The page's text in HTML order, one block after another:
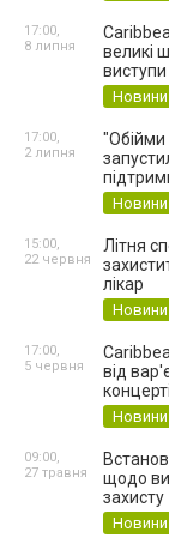
великі
виступи
Новини
17:00,
8 липня
"Обійми
Новини
17:00,
2 липня
Літня
лікар
Новини
15:00,
22 червня
від
Новини
17:00,
5 червня
щодо
захисту
Новини
09:00,
27 травня